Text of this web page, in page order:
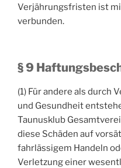
Verjährungsfristen ist
verbunden.
§ 9
(1) Für andere als durch
und Gesundheit
Taunusklub
diese Schäden auf
fahrlässigem Handeln
Verletzung einer